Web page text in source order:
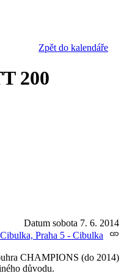
Zpět do kalendáře
200
Datum sobota 7. 6. 2014
Praha 5 - Cibulka
CHAMPIONS (do 2014)
důvodu.